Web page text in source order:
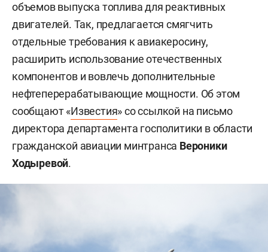
объемов выпуска топлива для реактивных
двигателей. Так, предлагается смягчить
отдельные требования к авиакеросину,
расширить использование отечественных
компонентов и вовлечь дополнительные
нефтеперерабатывающие мощности. Об этом
сообщают «Известия» со ссылкой на письмо
директора департамента госполитики в области
гражданской авиации минтранса Вероники
Ходыревой.